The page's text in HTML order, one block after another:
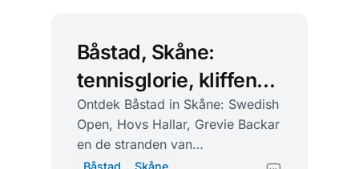
Båstad, Skåne:
tennisglorie, kliffen
en eindeloze
stranden
Ontdek Båstad in Skåne: Swedish
Open, Hovs Hallar, Grevie Backar
en de stranden van
Laholmsbukten, plus festivals en
Båstad Skåne